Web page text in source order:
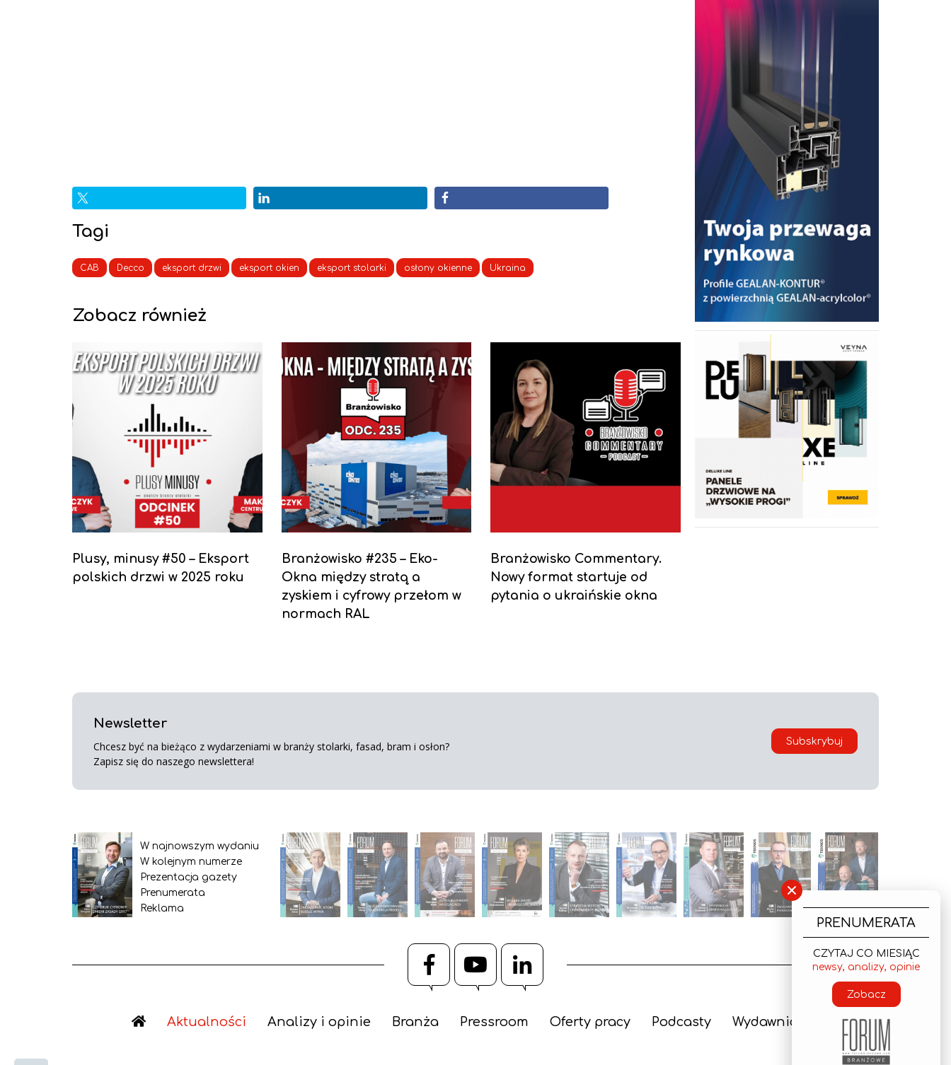
Tagi
CAB Decco eksport drzwi eksport okien eksport stolarki osłony okienne Ukraina
Zobacz również
Plusy, minusy #50 – Eksport
polskich drzwi w 2025 roku
Branżowisko #235 – Eko-
Okna między stratą a
zyskiem i cyfrowy przełom w
normach RAL
Branżowisko Commentary.
Nowy format startuje od
pytania o ukraińskie okna
Newsletter
Chcesz być na bieżąco z wydarzeniami w branży stolarki, fasad, bram i osłon?
Zapisz się do naszego newslettera!
Subskrybuj
W najnowszym wydaniu
W kolejnym numerze
Prezentacja gazety
Prenumerata
Reklama
FacebookYouTube
LinkedIn
Aktualności Analizy i opinie Branża Pressroom Oferty pracy Podcasty Wydawnictwo
×
PRENUMERATA
CZYTAJ CO MIESIĄC
newsy, analizy, opinie
Zobacz